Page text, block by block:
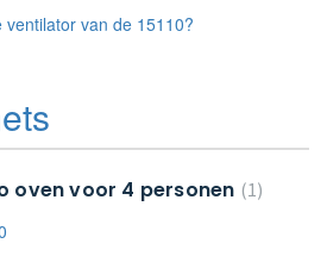
ventilator van de 15110?
oven voor 4 personen 1